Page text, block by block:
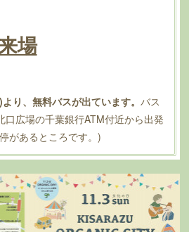
場
り、無料バスが出ています。 バス
口広場の千葉銀行ATM付近から出発
があるところです。)